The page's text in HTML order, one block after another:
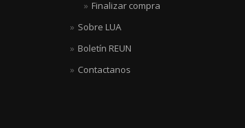
Finalizar compra
Sobre LUA
Boletín REUN
Contactanos